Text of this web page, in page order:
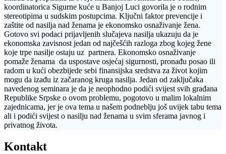
koordinatorica Sigurne kuće u Banjoj Luci govorila je o rodnim
stereotipima u sudskim postupcima. Ključni faktor prevencije i
zaštite od nasilja nad ženama je ekonomsko osnaživanje žena.
Gotovo svi podaci prijavljenih slučajeva nasilja ukazuju da je
ekonomska zavisnost jedan od najčešćih razloga zbog kojeg žene
koje trpe nasilje ostaju uz partnera. Ekonomsko osnaživanje
pomaže ženama da uspostave osjećaj sigurnosti, pronađu posao ili
radom u kući obezbijede sebi finansijska sredstva za život kojim
mogu da izađu iz začaranog kruga nasilja. Jedan od zaključaka
navedenog seminara je da je neophodno podići svijest svih građana
Republike Srpske o ovom problemu, pogotovo u malim lokalnim
zajednicama, jer je ova tema u našem podneblju još uvijek tabu tema
ali i podići svijest o nasilju nad ženama u svim sferama javnog i
privatnog života.
Kontakt